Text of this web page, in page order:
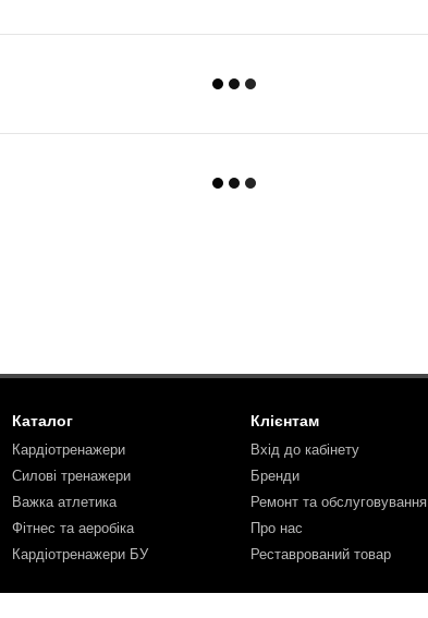
Каталог
Кардіотренажери
Силові тренажери
Важка атлетика
Фітнес та аеробіка
Кардіотренажери БУ
Клієнтам
Вхід до кабінету
Бренди
Ремонт та обслуговування
Про нас
Реставрований товар